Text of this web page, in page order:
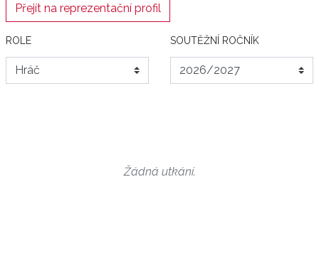
Přejít na reprezentační profil
ROLE SOUTĚŽNÍ ROČNÍK
Žádná utkání.